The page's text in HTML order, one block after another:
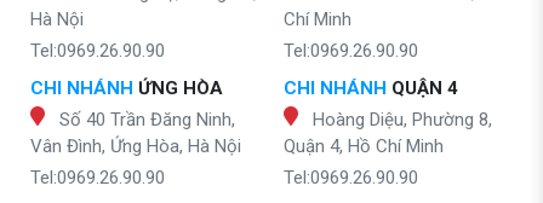
Hà Nội
Tel:0969.26.90.90
CHI NHÁNH ỨNG HÒA
Số 40 Trần Đăng Ninh,
Vân Đình, Ứng Hòa, Hà Nội
Tel:0969.26.90.90
Chí Minh
Tel:0969.26.90.90
CHI NHÁNH QUẬN 4
Hoàng Diệu, Phường 8,
Quận 4, Hồ Chí Minh
Tel:0969.26.90.90